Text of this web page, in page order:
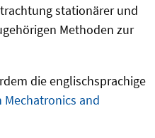
stationärer und
Methoden zur
die englischsprachige
Mechatronics and